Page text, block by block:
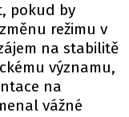
pokud by
režimu v
na stabilitě
významu,
na
vážné